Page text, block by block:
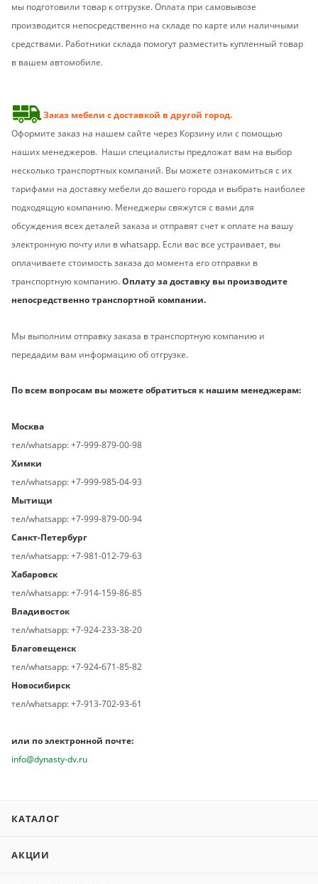
мы подготовили товар к отгрузке. Оплата при самовывозе
производится непосредственно на складе по карте или наличными
средствами. Работники склада помогут разместить купленный товар
в вашем автомобиле.
Заказ мебели с доставкой в другой город.
Оформите заказ на нашем сайте через Корзину или с помощью
наших менеджеров. Наши специалисты предложат вам на выбор
несколько транспортных компаний. Вы можете ознакомиться с их
тарифами на доставку мебели до вашего города и выбрать наиболее
подходящую компанию. Менеджеры свяжутся с вами для
обсуждения всех деталей заказа и отправят счет к оплате на вашу
электронную почту или в whatsapp. Если вас все устраивает, вы
оплачиваете стоимость заказа до момента его отправки в
транспортную компанию.Оплату за доставку вы производите
непосредственно транспортной компании.
Мы выполним отправку заказа в транспортную компанию и
передадим вам информацию об отгрузке.
По всем вопросам вы можете обратиться к нашим менеджерам:
Москва
тел/whatsapp: +7-999-879-00-98
Химки
тел/whatsapp: +7-999-985-04-93
Мытищи
тел/whatsapp: +7-999-879-00-94
Санкт-Петербург
тел/whatsapp: +7-981-012-79-63
Хабаровск
тел/whatsapp: +7-914-159-86-85
Владивосток
тел/whatsapp: +7-924-233-38-20
Благовещенск
тел/whatsapp: +7-924-671-85-82
Новосибирск
тел/whatsapp: +7-913-702-93-61
или по электронной почте:
info@dynasty-dv.ru
КАТАЛОГ
АКЦИИ